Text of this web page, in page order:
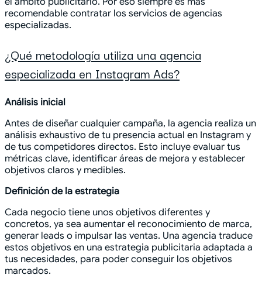
recomendable contratar los servicios de agencias
especializadas.
¿Qué metodología utiliza una agencia
especializada en Instagram Ads?
Análisis inicial
Antes de diseñar cualquier campaña, la agencia realiza un
análisis exhaustivo de tu presencia actual en Instagram y
de tus competidores directos. Esto incluye evaluar tus
métricas clave, identificar áreas de mejora y establecer
objetivos claros y medibles.
Definición de la estrategia
Cada negocio tiene unos objetivos diferentes y
concretos, ya sea aumentar el reconocimiento de marca,
generar leads o impulsar las ventas. Una agencia traduce
estos objetivos en una estrategia publicitaria adaptada a
tus necesidades, para poder conseguir los objetivos
marcados.